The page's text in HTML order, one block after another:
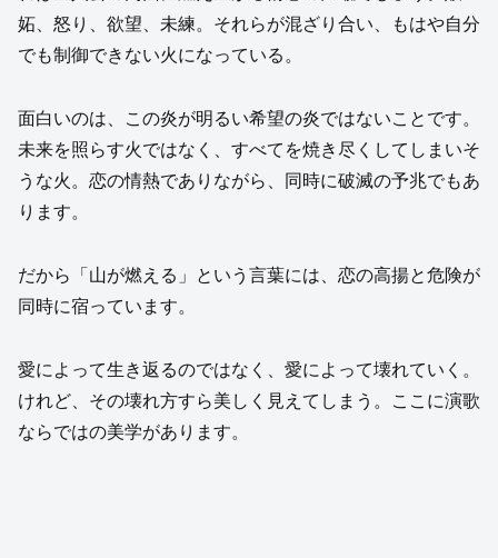
妬、怒り、欲望、未練。それらが混ざり合い、もはや自分
でも制御できない火になっている。
面白いのは、この炎が明るい希望の炎ではないことです。
未来を照らす火ではなく、すべてを焼き尽くしてしまいそ
うな火。恋の情熱でありながら、同時に破滅の予兆でもあ
ります。
だから「山が燃える」という言葉には、恋の高揚と危険が
同時に宿っています。
愛によって生き返るのではなく、愛によって壊れていく。
けれど、その壊れ方すら美しく見えてしまう。ここに演歌
ならではの美学があります。